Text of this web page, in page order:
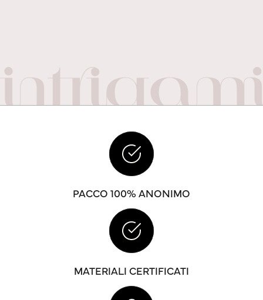
PACCO 100% ANONIMO
MATERIALI CERTIFICATI